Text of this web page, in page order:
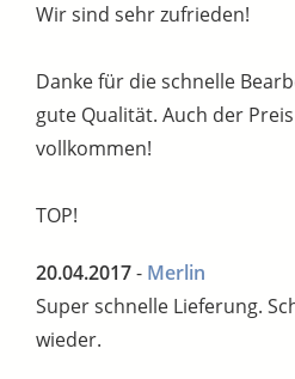
Wir sind sehr zufrieden!
Danke für die schnelle
gute Qualität. Auch der
vollkommen!
TOP!
20.04.2017- Merlin
Super schnelle Lieferung.
wieder.